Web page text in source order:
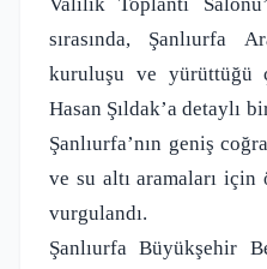
sırasında, Şanlıurfa
kuruluşu ve yürüttüğü
Hasan Şıldak’a detaylı
Şanlıurfa’nın geniş
ve su altı aramaları
vurgulandı.
Şanlıurfa Büyükşehir